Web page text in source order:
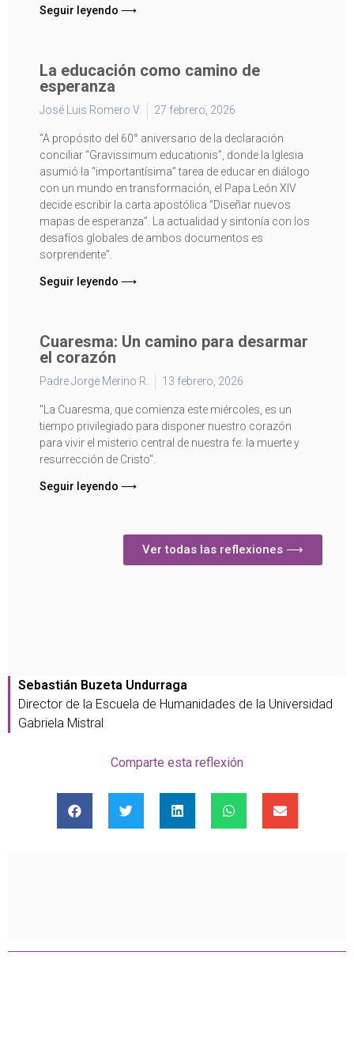
Seguir leyendo ⟶
La educación como camino de
esperanza
José Luis Romero V. 27 febrero, 2026
“A propósito del 60° aniversario de la declaración
conciliar “Gravissimum educationis”, donde la Iglesia
asumió la “importantísima” tarea de educar en diálogo
con un mundo en transformación, el Papa León XIV
decide escribir la carta apostólica “Diseñar nuevos
mapas de esperanza”. La actualidad y sintonía con los
desafíos globales de ambos documentos es
sorprendente”.
Seguir leyendo ⟶
Cuaresma: Un camino para desarmar
el corazón
Padre Jorge Merino R. 13 febrero, 2026
"La Cuaresma, que comienza este miércoles, es un
tiempo privilegiado para disponer nuestro corazón
para vivir el misterio central de nuestra fe: la muerte y
resurrección de Cristo".
Seguir leyendo ⟶
Ver todas las reflexiones ⟶
Sebastián Buzeta Undurraga
Director de la Escuela de Humanidades de la Universidad
Gabriela Mistral
Comparte esta reflexión